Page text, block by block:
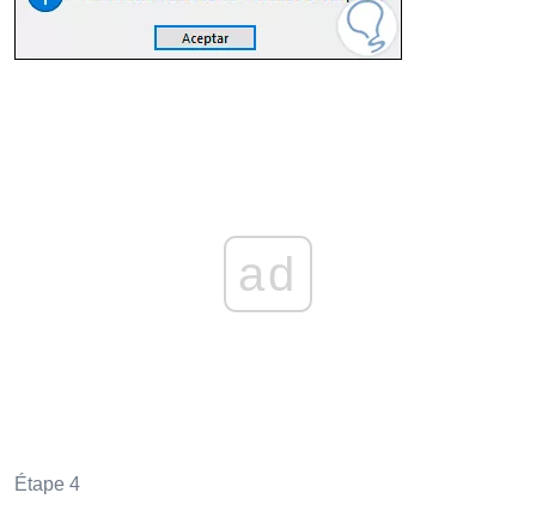
ad
Étape 4